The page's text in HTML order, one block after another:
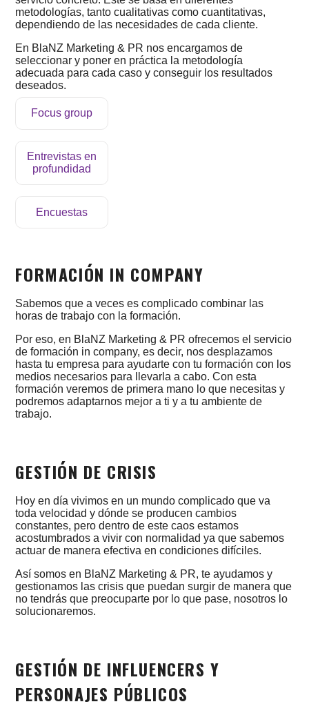
NOTICIAS
CONTACTO
metodologías, tanto cualitativas como cuantitativas,
dependiendo de las necesidades de cada cliente.
En BlaNZ Marketing & PR nos encargamos de
seleccionar y poner en práctica la metodología
adecuada para cada caso y conseguir los resultados
deseados.
Focus group
Entrevistas en
profundidad
Encuestas
FORMACIÓN IN COMPANY
Sabemos que a veces es complicado combinar las
horas de trabajo con la formación.
Por eso, en BlaNZ Marketing & PR ofrecemos el servicio
de formación in company, es decir, nos desplazamos
hasta tu empresa para ayudarte con tu formación con los
medios necesarios para llevarla a cabo. Con esta
formación veremos de primera mano lo que necesitas y
podremos adaptarnos mejor a ti y a tu ambiente de
trabajo.
GESTIÓN DE CRISIS
Hoy en día vivimos en un mundo complicado que va
toda velocidad y dónde se producen cambios
constantes, pero dentro de este caos estamos
acostumbrados a vivir con normalidad ya que sabemos
actuar de manera efectiva en condiciones difíciles.
Así somos en BlaNZ Marketing & PR, te ayudamos y
gestionamos las crisis que puedan surgir de manera que
no tendrás que preocuparte por lo que pase, nosotros lo
solucionaremos.
GESTIÓN DE INFLUENCERS Y
PERSONAJES PÚBLICOS